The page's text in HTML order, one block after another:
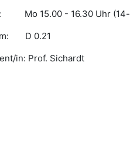
Mo 15.00 - 16.30 Uhr (14-
D 0.21
in: Prof. Sichardt